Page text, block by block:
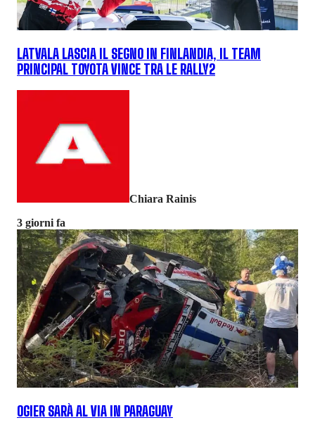
LATVALA LASCIA IL SEGNO IN FINLANDIA, IL TEAM
PRINCIPAL TOYOTA VINCE TRA LE RALLY2
Chiara Rainis
3 giorni fa
OGIER SARÀ AL VIA IN PARAGUAY